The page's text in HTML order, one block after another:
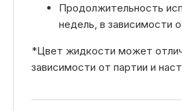
Продолжительность
недель, в зависимости
*Цвет жидкости может
зависимости от партии и